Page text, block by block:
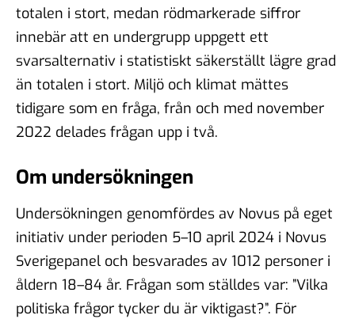
totalen i stort, medan rödmarkerade siffror
innebär att en undergrupp uppgett ett
svarsalternativ i statistiskt säkerställt lägre grad
än totalen i stort. Miljö och klimat mättes
tidigare som en fråga, från och med november
2022 delades frågan upp i två.
Om undersökningen
Undersökningen genomfördes av Novus på eget
initiativ under perioden 5–10 april 2024 i Novus
Sverigepanel och besvarades av 1012 personer i
åldern 18–84 år. Frågan som ställdes var: ”Vilka
politiska frågor tycker du är viktigast?”. För